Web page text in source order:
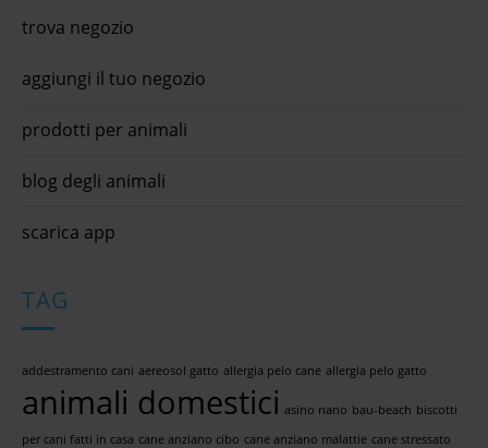
trova negozio
aggiungi il tuo negozio
prodotti per animali
blog degli animali
scarica app
TAG
addestramento cani aereosol gatto allergia pelo cane allergia pelo gatto
animali domestici asino nano bau-beach biscotti
per cani fatti in casa cane anziano cibo cane anziano malattie cane stressato